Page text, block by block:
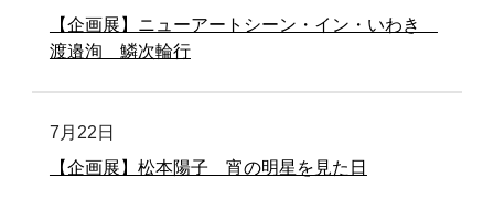
【企画展】ニューアートシーン・イン・いわき
渡邉洵 鱗次輪行
7月22日
【企画展】松本陽子 宵の明星を見た日